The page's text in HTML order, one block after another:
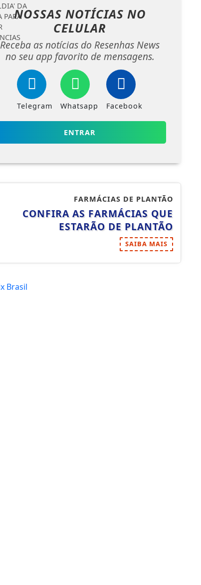
NOSSAS NOTÍCIAS NO
CELULAR
Receba as notícias do Resenhas News
no seu app favorito de mensagens.
Telegram Whatsapp Facebook
ENTRAR
FARMÁCIAS DE PLANTÃO
CONFIRA AS FARMÁCIAS QUE
ESTARÃO DE PLANTÃO
SAIBA MAIS